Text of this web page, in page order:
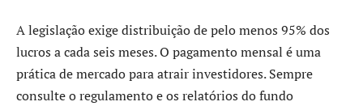
A legislação exige distribuição de pelo menos 95% dos
lucros a cada seis meses. O pagamento mensal é uma
prática de mercado para atrair investidores. Sempre
consulte o regulamento e os relatórios do fundo